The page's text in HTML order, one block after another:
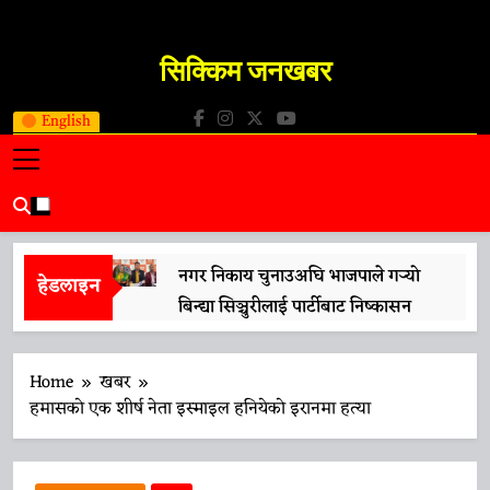
English
सिक्किम जनखबर
Sikkim JanKhabar
हेडलाइन
नगर निकाय चुनाउअघि भाजपाले गर्‍यो
बिन्द्या सिञ्चुरीलाई पार्टीबाट निष्कासन
13 April 2026
शक्ति वन्दन अधिनियम’लाई समर्थन
प्रधानमन्त्री मोदीको भ्रमणको तयारीलाई
Home
खबर
हमासको एक शीर्ष नेता इस्माइल हनियेको इरानमा हत्या